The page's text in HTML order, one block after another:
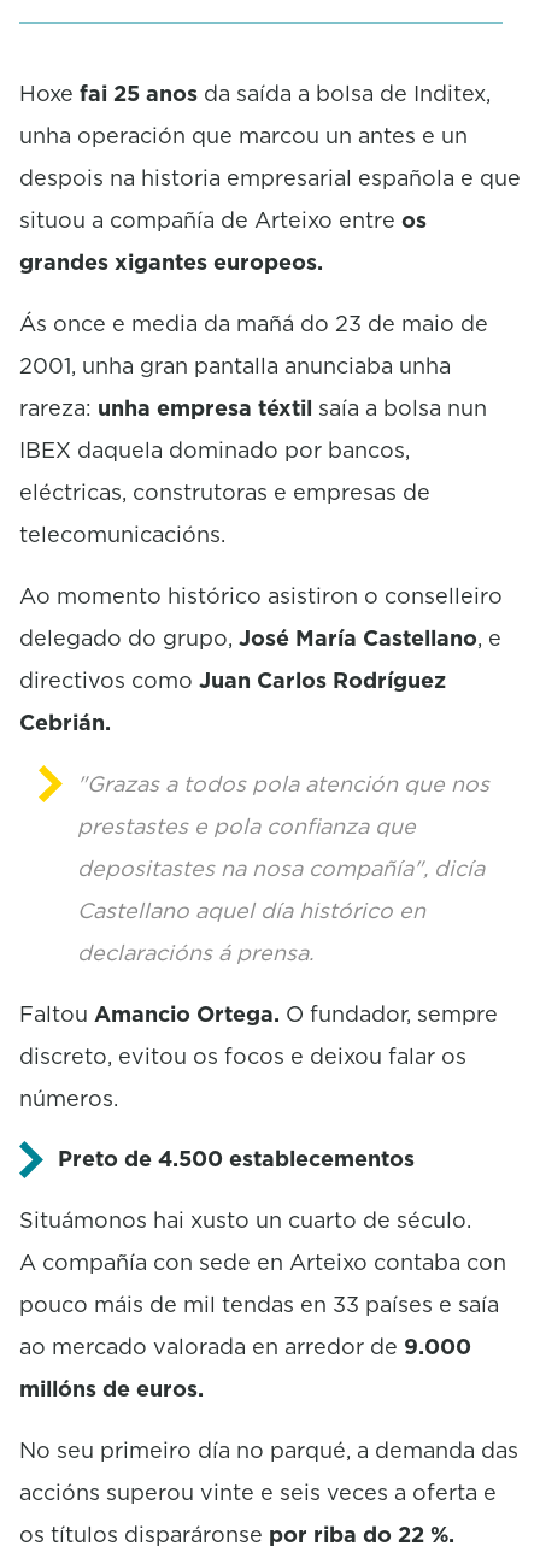
e
n
s
Hoxe fai 25 anos da saída a bolsa de Inditex,
unha operación que marcou un antes e un
despois na historia empresarial española e que
situou a compañía de Arteixo entre os
grandes xigantes europeos.
Ás once e media da mañá do 23 de maio de
2001, unha gran pantalla anunciaba unha
rareza: unha empresa téxtil saía a bolsa nun
IBEX daquela dominado por bancos,
eléctricas, construtoras e empresas de
telecomunicacións.
Ao momento histórico asistiron o conselleiro
delegado do grupo, José María Castellano, e
directivos como Juan Carlos Rodríguez
Cebrián.
"Grazas a todos pola atención que nos
prestastes e pola confianza que
depositastes na nosa compañía", dicía
Castellano aquel día histórico en
declaracións á prensa.
Faltou Amancio Ortega. O fundador, sempre
discreto, evitou os focos e deixou falar os
números.
Preto de 4.500 establecementos
Situámonos hai xusto un cuarto de século.
A compañía con sede en Arteixo contaba con
pouco máis de mil tendas en 33 países e saía
ao mercado valorada en arredor de 9.000
millóns de euros.
No seu primeiro día no parqué, a demanda das
accións superou vinte e seis veces a oferta e
os títulos disparáronse por riba do 22 %.